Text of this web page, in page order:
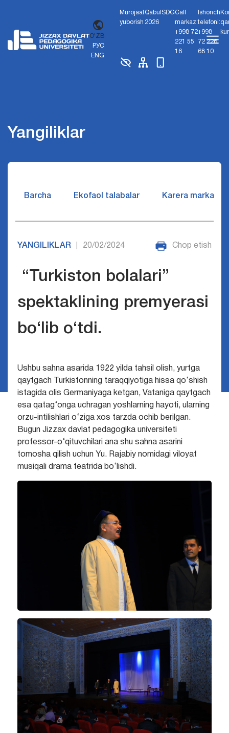
O'ZB
РУС
ENG
Murojaat
yuborish
Qabul
2026
SDGCall
markaz:
+998 72
221 55
16
Ishonch
telefoni:
+998
72 226
68 10
Yangiliklar
Barcha Ekofaol talabalar Karera markazi
YANGILIKLAR 20/02/2024 Chop etish
“Turkiston bolalari”
spektaklining premyerasi
bo‘lib o‘tdi.
Ushbu sahna asarida 1922 yilda tahsil olish, yurtga
qaytgach Turkistonning taraqqiyotiga hissa qo‘shish
istagida olis Germaniyaga ketgan, Vataniga qaytgach
esa qatag‘onga uchragan yoshlarning hayoti, ularning
orzu-intilishlari o‘ziga xos tarzda ochib berilgan.
Bugun Jizzax davlat pedagogika universiteti
professor-o‘qituvchilari ana shu sahna asarini
tomosha qilish uchun Yu. Rajabiy nomidagi viloyat
musiqali drama teatrida bo‘lishdi.